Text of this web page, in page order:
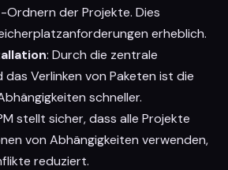
-Ordnern der Projekte. Dies
erheblich.
: Durch die zentrale
das Verlinken von Paketen ist die
schneller.
stellt sicher, dass alle Projekte
von Abhängigkeiten verwenden,
reduziert.